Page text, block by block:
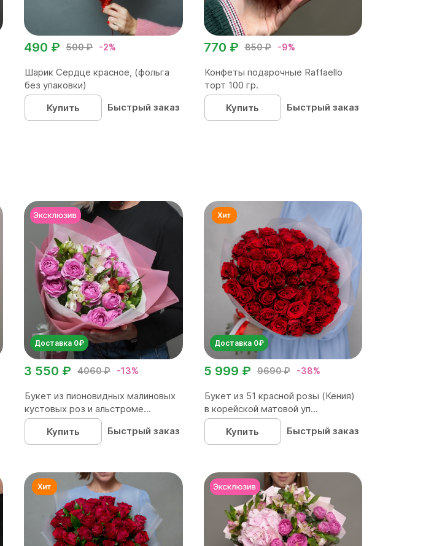
500 ₽ -2%
490 ₽
Шарик Сердце красное, (фольга
без упаковки)
Купить
Быстрый заказ
850 ₽ -9%
770 ₽
Конфеты подарочные Raffaello
торт 100 гр.
Купить
Быстрый заказ
Доставка 0₽
4060 ₽ -13%
3 550 ₽
Букет из пионовидных малиновых
кустовых роз и альстроме...
Купить
Быстрый заказ
Доставка 0₽
9690 ₽ -38%
5 999 ₽
Букет из 51 красной розы (Кения)
в корейской матовой уп...
Купить
Быстрый заказ